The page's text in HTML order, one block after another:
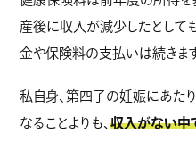
産後に収入が減少したとして
金や保険料の支払いは続きます
私自身、第四子の妊娠にあた
なることよりも、収入がない中